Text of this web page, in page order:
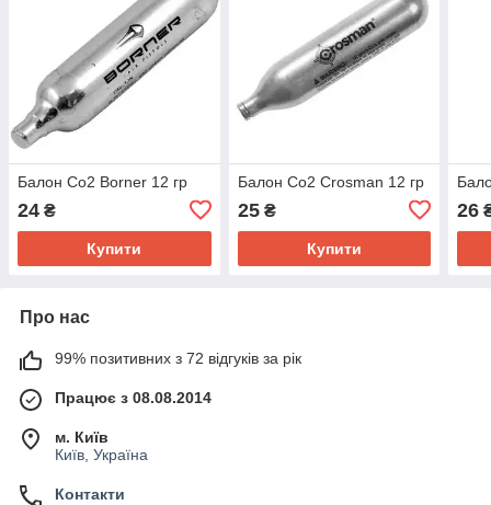
Балон Co2 Borner 12 гр
24 ₴
Купити
Балон Co2 Crosman 12 гр
25₴
Купити
26
Про нас
99% позитивних з 72 відгуків за рік
Працює з 08.08.2014
м. Київ
Київ, Україна
Контакти